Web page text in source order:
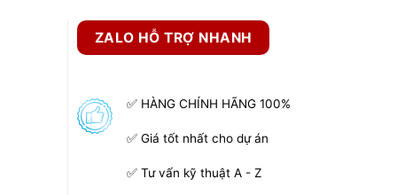
ZALO HỖ TRỢ NHANH
✅ HÀNG CHÍNH HÃNG 100%
✅ Giá tốt nhất cho dự án
✅ Tư vấn kỹ thuật A - Z